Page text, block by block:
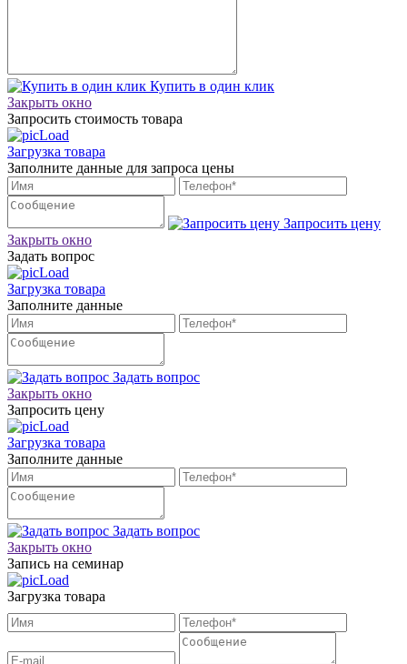
Купить в один клик
Закрыть окно
Запросить стоимость товара
Загрузка товара
Заполните данные для запроса цены
Запросить цену
Закрыть окно
Задать вопрос
Загрузка товара
Заполните данные
Задать вопрос
Закрыть окно
Запросить цену
Загрузка товара
Заполните данные
Задать вопрос
Закрыть окно
Запись на семинар
Загрузка товара